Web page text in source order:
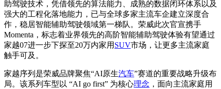
助驾驶技术，凭借领先的算法能力、成熟的数据闭环体系以及
强大的工程化落地能力，已与全球多家主流车企建立深度合
作，稳居智能辅助驾驶领域第一梯队。荣威此次官宣携手
Momenta，标志着业界领先的高阶智能辅助驾驶体验有望通过
家越07进一步下探至20万内家用 SUV市场，让更多主流家庭
触手可及。
家越序列是荣威品牌聚焦“AI原生汽车”赛道的重要战略升级布
局。该系列车型以 “AI go first” 为核心理念 ，面向主流家庭用